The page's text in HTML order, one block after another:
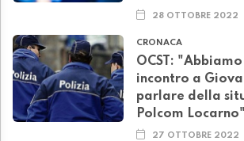
28 OTTOBRE 2022
CRONACA
OCST:
incontro a
parlare della
Polcom Locarno"
27 OTTOBRE 2022